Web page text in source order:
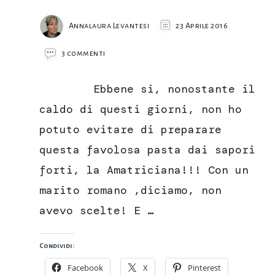
Annalaura Levantesi 23 Aprile 2016
3 commenti
la
tradizione
è
fatta
sapori
forti
Ebbene si, nonostante il
caldo di questi giorni, non ho
potuto evitare di preparare
questa favolosa pasta dai sapori
forti, la Amatriciana!!! Con un
marito romano ,diciamo, non
avevo scelte! E …
Condividi:
Facebook X Pinterest